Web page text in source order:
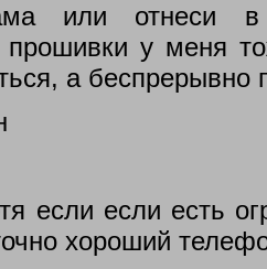
или отнеси в
прошивки у меня
а беспрерывно
если если есть
хороший